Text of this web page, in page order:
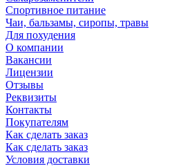
Спортивное питание
Чаи, бальзамы, сиропы, травы
Для похудения
О компании
Вакансии
Лицензии
Отзывы
Реквизиты
Контакты
Покупателям
Как сделать заказ
Как сделать заказ
Условия доставки